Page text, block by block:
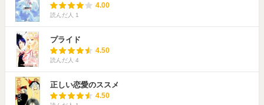
4.00
読んだ人 1
プライド
4.50
読んだ人 4
正しい恋愛のススメ
4.50